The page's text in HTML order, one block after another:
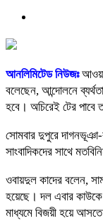
আনলিমিটেড নিউজঃ
বলেছেন, আন্দোলনে
হবে। অচিরেই টের পাবে
সোমবার দুপুরে
সাংবাদিকদের সাথে
ওবায়দুল কাদের বলেন,
হয়েছে। দল এবার কাউকে
মাধ্যমে বিজয়ী হয়ে